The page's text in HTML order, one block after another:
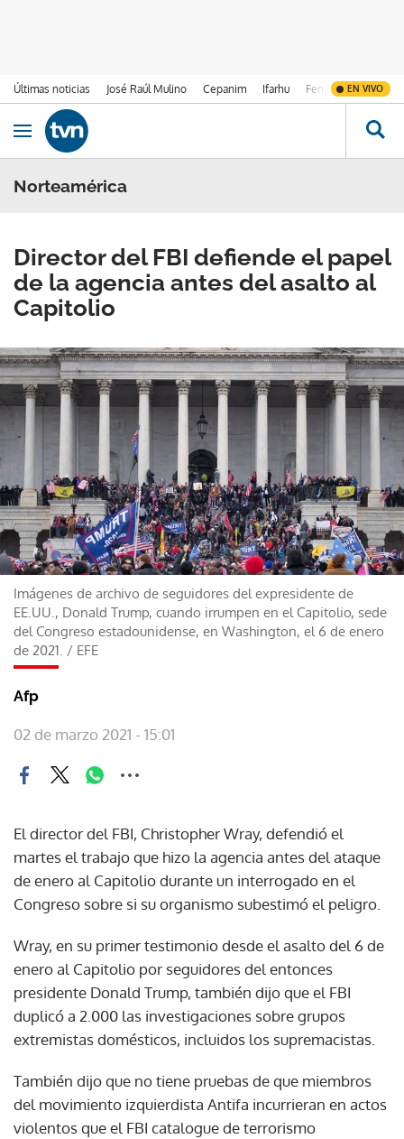
Últimas noticias José Raúl Mulino Cepanim Ifarhu Fenómeno de El
EN VIVO
Ir al contenido
Obrir navegació
Norteamérica
Director del FBI defiende el papel
de la agencia antes del asalto al
Capitolio
Imágenes de archivo de seguidores del expresidente de
EE.UU., Donald Trump, cuando irrumpen en el Capitolio, sede
del Congreso estadounidense, en Washington, el 6 de enero
de 2021. / EFE
Afp
02 de marzo 2021 - 15:01
El director del FBI, Christopher Wray, defendió el
martes el trabajo que hizo la agencia antes del ataque
de enero al Capitolio durante un interrogado en el
Congreso sobre si su organismo subestimó el peligro.
Wray, en su primer testimonio desde el asalto del 6 de
enero al Capitolio por seguidores del entonces
presidente Donald Trump, también dijo que el FBI
duplicó a 2.000 las investigaciones sobre grupos
extremistas domésticos, incluidos los supremacistas.
También dijo que no tiene pruebas de que miembros
del movimiento izquierdista Antifa incurrieran en actos
violentos que el FBI catalogue de terrorismo